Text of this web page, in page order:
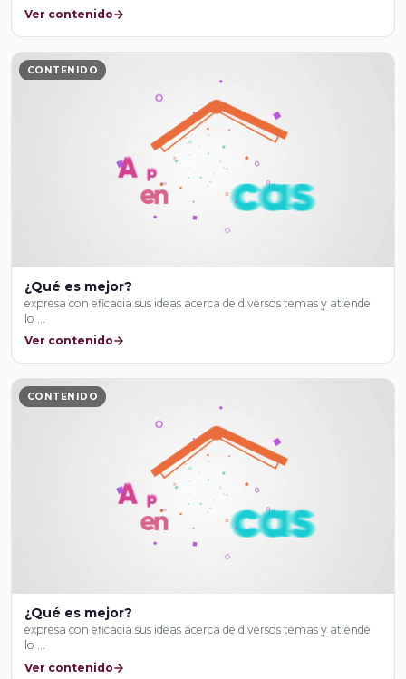
Ver contenido
CONTENIDO
¿Qué es mejor?
expresa con eficacia sus ideas acerca de diversos temas y atiende
lo …
Ver contenido
CONTENIDO
¿Qué es mejor?
expresa con eficacia sus ideas acerca de diversos temas y atiende
lo …
Ver contenido